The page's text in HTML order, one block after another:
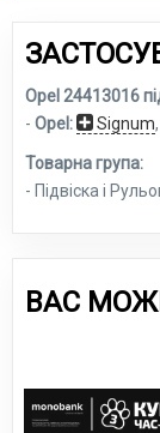
Opel 24413016
- Opel: Signum,
Товарна група:
- Підвіска і
ВАС